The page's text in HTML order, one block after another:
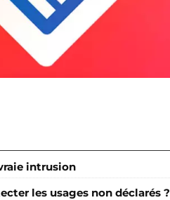
intrusion
les usages non déclarés ?